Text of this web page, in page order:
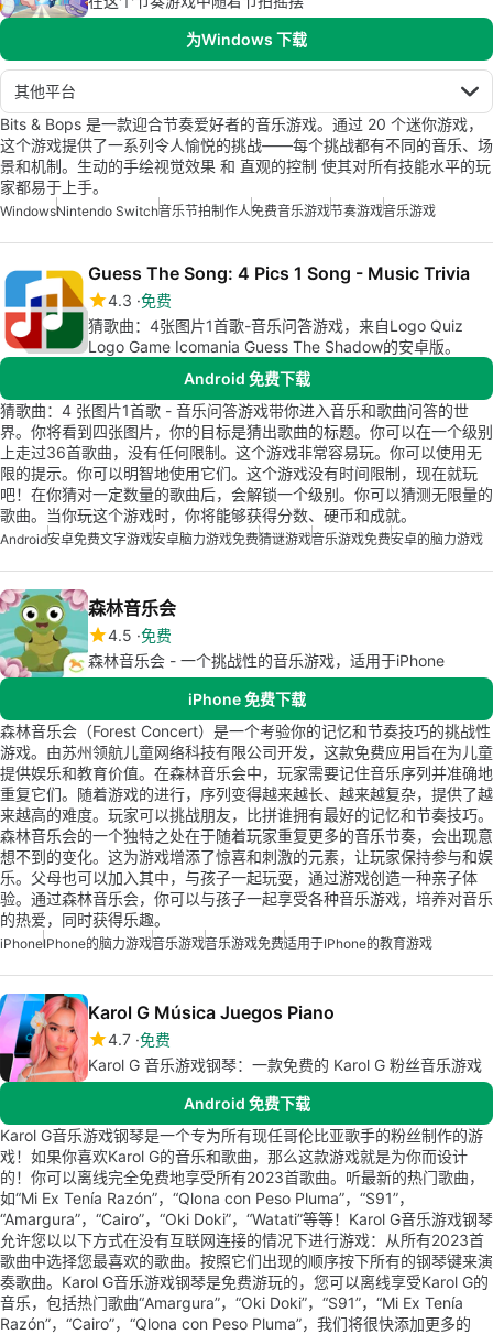
为Windows 下载
其他平台
Bits & Bops 是一款迎合节奏爱好者的音乐游戏。通过 20 个迷你游戏，
这个游戏提供了一系列令人愉悦的挑战——每个挑战都有不同的音乐、场
景和机制。生动的手绘视觉效果 和 直观的控制 使其对所有技能水平的玩
家都易于上手。
WindowsNintendo Switch音乐节拍制作人免费音乐游戏节奏游戏音乐游戏
Guess The Song: 4 Pics 1 Song - Music Trivia
4.3 免费
猜歌曲：4张图片1首歌-音乐问答游戏，来自Logo Quiz
Logo Game Icomania Guess The Shadow的安卓版。
Android 免费下载
猜歌曲：4 张图片1首歌 - 音乐问答游戏带你进入音乐和歌曲问答的世
界。你将看到四张图片，你的目标是猜出歌曲的标题。你可以在一个级别
上走过36首歌曲，没有任何限制。这个游戏非常容易玩。你可以使用无
限的提示。你可以明智地使用它们。这个游戏没有时间限制，现在就玩
吧！在你猜对一定数量的歌曲后，会解锁一个级别。你可以猜测无限量的
歌曲。当你玩这个游戏时，你将能够获得分数、硬币和成就。
Android安卓免费文字游戏安卓脑力游戏免费猜谜游戏音乐游戏免费安卓的脑力游戏
森林音乐会
4.5 免费
森林音乐会 - 一个挑战性的音乐游戏，适用于iPhone
iPhone 免费下载
森林音乐会（Forest Concert）是一个考验你的记忆和节奏技巧的挑战性
游戏。由苏州领航儿童网络科技有限公司开发，这款免费应用旨在为儿童
提供娱乐和教育价值。在森林音乐会中，玩家需要记住音乐序列并准确地
重复它们。随着游戏的进行，序列变得越来越长、越来越复杂，提供了越
来越高的难度。玩家可以挑战朋友，比拼谁拥有最好的记忆和节奏技巧。
森林音乐会的一个独特之处在于随着玩家重复更多的音乐节奏，会出现意
想不到的变化。这为游戏增添了惊喜和刺激的元素，让玩家保持参与和娱
乐。父母也可以加入其中，与孩子一起玩耍，通过游戏创造一种亲子体
验。通过森林音乐会，你可以与孩子一起享受各种音乐游戏，培养对音乐
的热爱，同时获得乐趣。
iPhoneIPhone的脑力游戏音乐游戏音乐游戏免费适用于iPhone的教育游戏
Karol G Música Juegos Piano
4.7 免费
Karol G 音乐游戏钢琴：一款免费的 Karol G 粉丝音乐游戏
Android 免费下载
Karol G音乐游戏钢琴是一个专为所有现任哥伦比亚歌手的粉丝制作的游
戏！如果你喜欢Karol G的音乐和歌曲，那么这款游戏就是为你而设计
的！你可以离线完全免费地享受所有2023首歌曲。听最新的热门歌曲，
如“Mi Ex Tenía Razón”，“Qlona con Peso Pluma”，“S91”，
“Amargura”，“Cairo”，“Oki Doki”，“Watati”等等！Karol G音乐游戏钢琴
允许您以以下方式在没有互联网连接的情况下进行游戏：从所有2023首
歌曲中选择您最喜欢的歌曲。按照它们出现的顺序按下所有的钢琴键来演
奏歌曲。Karol G音乐游戏钢琴是免费游玩的，您可以离线享受Karol G的
音乐，包括热门歌曲“Amargura”，“Oki Doki”，“S91”，“Mi Ex Tenía
Razón”，“Cairo”，“Qlona con Peso Pluma”，我们将很快添加更多的